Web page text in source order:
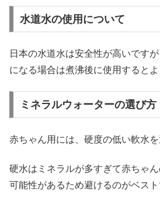
水道水の使用について
日本の水道水は安全性が高いです
になる場合は煮沸後に使用するとよ
ミネラルウォーターの選び方
赤ちゃん用には、硬度の低い軟水を
硬水はミネラルが多すぎて赤ちゃ
可能性があるため避けるのがベスト